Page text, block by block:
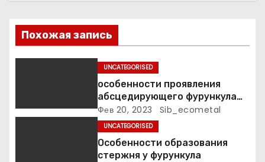
п
о
а
Похожая запись
UNCATEGORISED
особенности проявления
абсцедирующего фурункула
код по МКБ-10
Фев 20, 2023 Sib_ecometal
UNCATEGORISED
Особенности образования
стержня у фурункула